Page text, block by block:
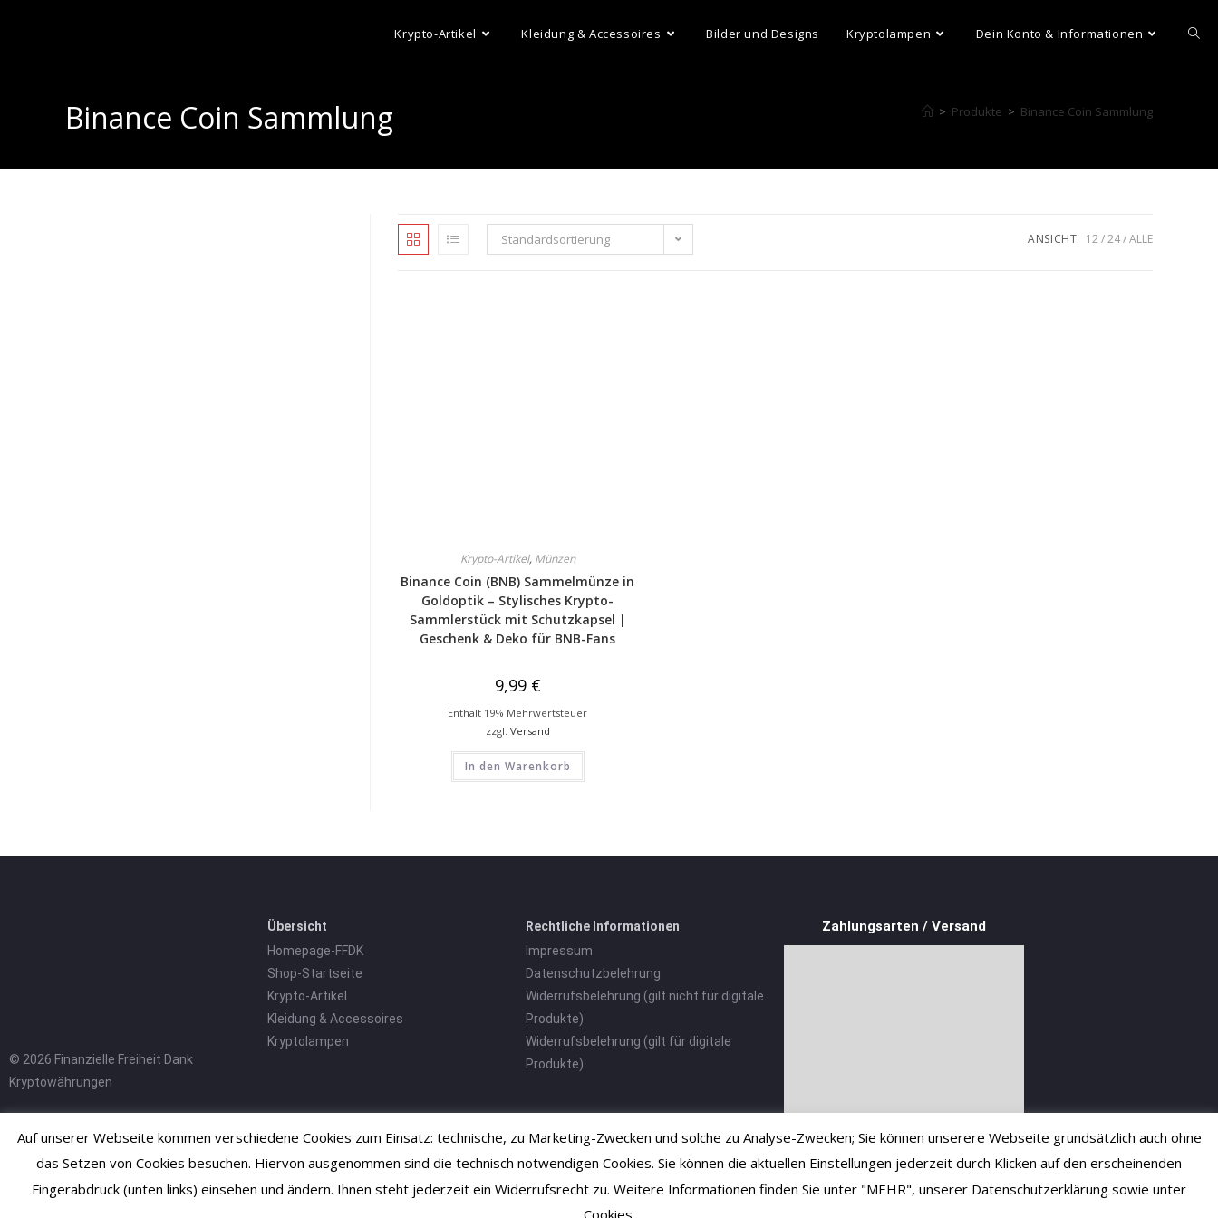
Krypto-Artikel Kleidung & Accessoires Bilder und Designs Kryptolampen Dein Konto & Informationen
Binance Coin Sammlung > Produkte > Binance Coin Sammlung
Standardsortierung ANSICHT: 12 24 ALLE
Krypto-Artikel, Münzen
Binance Coin (BNB) Sammelmünze in
Goldoptik – Stylisches Krypto-
Sammlerstück mit Schutzkapsel |
Geschenk & Deko für BNB-Fans
9,99 €
Enthält 19% Mehrwertsteuer
zzgl. Versand
In den Warenkorb
© 2026 Finanzielle Freiheit Dank
Kryptowährungen
Übersicht
Homepage-FFDK
Shop-Startseite
Krypto-Artikel
Kleidung & Accessoires
Kryptolampen
Rechtliche Informationen
Impressum
Datenschutzbelehrung
Widerrufsbelehrung (gilt nicht für digitale
Produkte)
Widerrufsbelehrung (gilt für digitale
Produkte)
Zahlungsarten / Versand
Auf unserer Webseite kommen verschiedene Cookies zum Einsatz: technische, zu Marketing-Zwecken und solche zu Analyse-Zwecken; Sie können unserere Webseite grundsätzlich auch ohne
das Setzen von Cookies besuchen. Hiervon ausgenommen sind die technisch notwendigen Cookies. Sie können die aktuellen Einstellungen jederzeit durch Klicken auf den erscheinenden
Fingerabdruck (unten links) einsehen und ändern. Ihnen steht jederzeit ein Widerrufsrecht zu. Weitere Informationen finden Sie unter "MEHR", unserer Datenschutzerklärung sowie unter
Cookies.